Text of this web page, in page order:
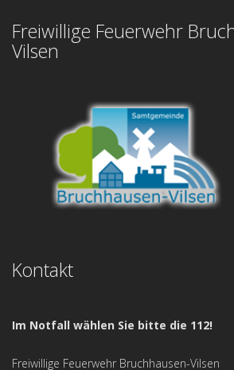
Freiwillige Feuerwehr
Vilsen
Kontakt
Im Notfall wählen Sie bitte die 112!
Freiwillige Feuerwehr Bruchhausen-Vilsen